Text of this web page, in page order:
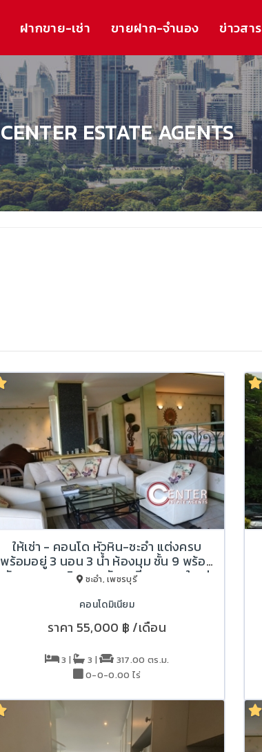
ฝากขาย-เช่า ขายฝาก-จำนอง ข่าวสาร
CENTER ESTATE AGENTS
ให้เช่า - คอนโด หัวหิน-ชะอำ แต่งครบ
พร้อมอยู่ 3 นอน 3 น้ำ ห้องมุม ชั้น 9 พร้อม
รับลมและชมวิวทะเลกับระเบียงขนาดใหญ่
ชะอำ, เพชรบุรี
คอนโดมิเนียม
ราคา 55,000 ฿ /เดือน
3 | 3 |
317.00 ตร.ม.
0-0-0.00 ไร่